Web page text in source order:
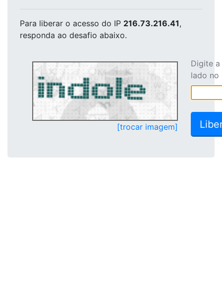
Para liberar o acesso do IP 216.73.216.41,
responda ao desafio abaixo.
[trocar imagem]
Digite
lado no